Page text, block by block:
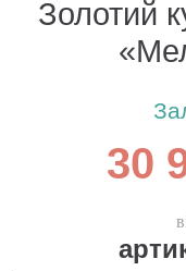
Золотий
30